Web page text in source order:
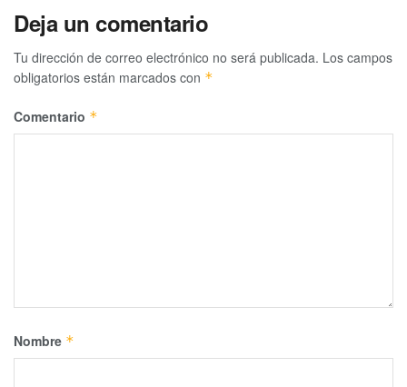
Deja un comentario
Tu dirección de correo electrónico no será publicada. Los campos
obligatorios están marcados con *
Comentario *
Nombre *